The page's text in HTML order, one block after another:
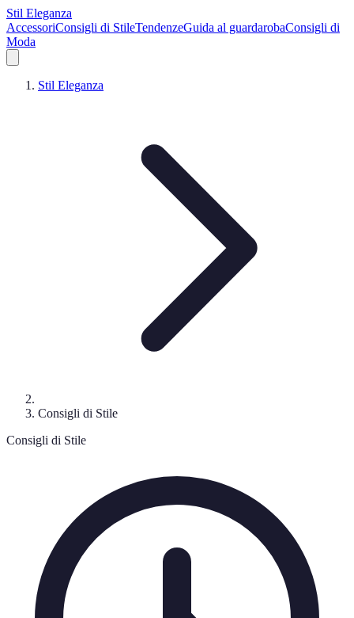
Stil Eleganza
AccessoriConsigli di StileTendenzeGuida al guardarobaConsigli di
Moda
Stil Eleganza
Consigli di Stile
Consigli di Stile